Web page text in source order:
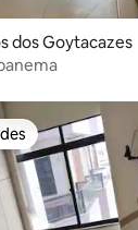
dos Goytacazes
dos hóspedes